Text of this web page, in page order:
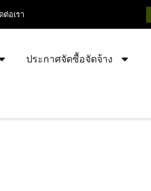
ต่อเรา
ประกาศจัดซื้อจัดจ้าง